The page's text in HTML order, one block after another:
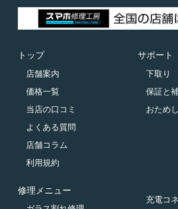
トップ
店舗案内
価格一覧
当店の口コミ
よくある質問
店舗コラム
利用規約
サポート
下取り
保証と
おため
修理メニュー
充電コ